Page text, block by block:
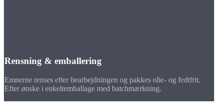
Rensning & emballering
Emnerne renses efter bearbejdningen og pakkes olie- og fedtfrit.
Efter ønske i enkeltemballage med batchmærkning.